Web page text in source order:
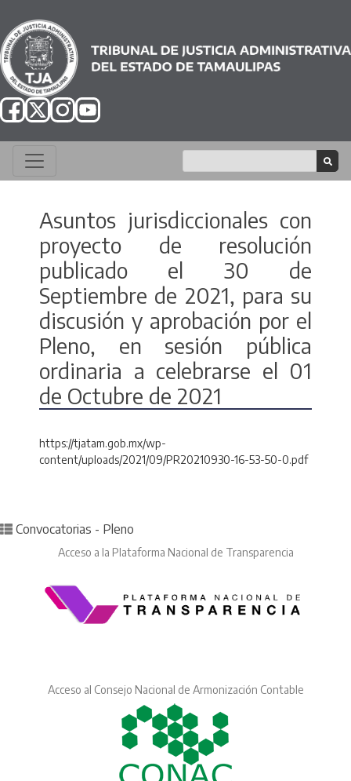
Asuntos jurisdiccionales con
proyecto de resolución
publicado el 30 de
Septiembre de 2021, para su
discusión y aprobación por el
Pleno, en sesión pública
ordinaria a celebrarse el 01
de Octubre de 2021
https://tjatam.gob.mx/wp-
content/uploads/2021/09/PR20210930-16-53-50-0.pdf
Posted in
Convocatorias - Pleno
Acceso a la Plataforma Nacional de Transparencia
Acceso al Consejo Nacional de Armonización Contable